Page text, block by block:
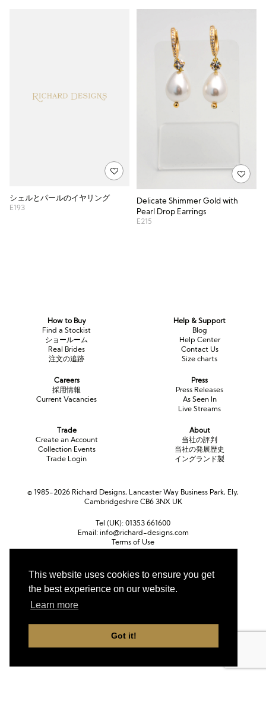
This website uses cookies to ensure you get
the best experience on our website.
Learn more
Got it!
シェルとパールのイヤリング
E193
Delicate Shimmer Gold with
Pearl Drop Earrings
E215
How to Buy
Find a Stockist
ショールーム
Real Brides
注文の追跡
Help & Support
Blog
Help Center
Contact Us
Size charts
Careers
採用情報
Current Vacancies
Press
Press Releases
As Seen In
Live Streams
Trade
Create an Account
Collection Events
Trade Login
About
当社の評判
当社の発展歴史
イングランド製
© 1985-2026 Richard Designs, Lancaster Way Business Park, Ely,
Cambridgeshire CB6 3NX UK
Tel (UK): 01353 661600
Email: info@richard-designs.com
Terms of Use
Cookie Policy
Currency
ポンド (GBP)